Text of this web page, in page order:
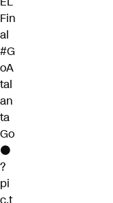
Fin
al
#G
oA
tal
an
ta
Go
⚫️
?
pi
c.t